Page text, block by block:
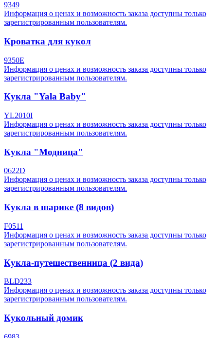
9349
Информация о ценах и возможность заказа доступны только
зарегистрированным пользователям.
Кроватка для кукол
9350E
Информация о ценах и возможность заказа доступны только
зарегистрированным пользователям.
Кукла "Yala Baby"
YL2010I
Информация о ценах и возможность заказа доступны только
зарегистрированным пользователям.
Кукла "Модница"
0622D
Информация о ценах и возможность заказа доступны только
зарегистрированным пользователям.
Кукла в шарике (8 видов)
F0511
Информация о ценах и возможность заказа доступны только
зарегистрированным пользователям.
Кукла-путешественница (2 вида)
BLD233
Информация о ценах и возможность заказа доступны только
зарегистрированным пользователям.
Кукольный домик